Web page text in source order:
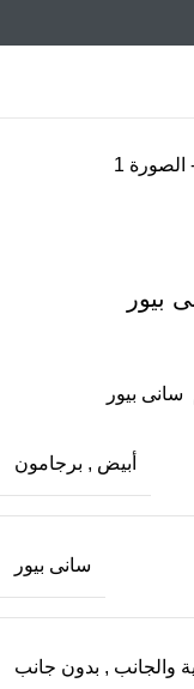
بيور
أبيض , برجامون
سانى بيور
والجانب , بدون جانب